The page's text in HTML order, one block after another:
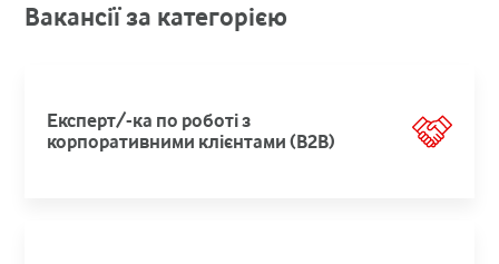
Вакансії за категорією
Експерт/-ка по роботі з
корпоративними клієнтами (В2В)